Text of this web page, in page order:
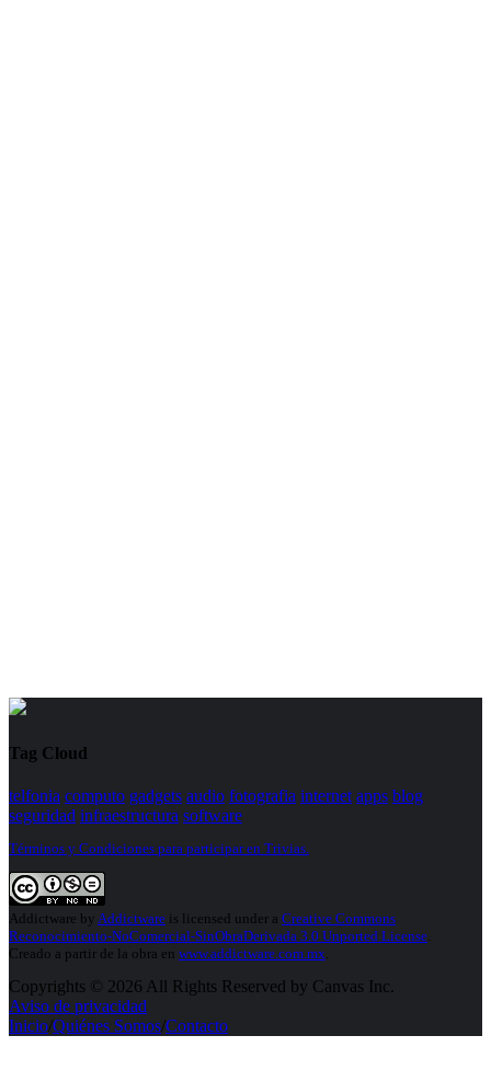
Tag Cloud
telfonia computo gadgets audio fotografia internet apps blog
seguridad infraestructura software
Términos y Condiciones para participar en Trivias.
Addictware by Addictware is licensed under a Creative Commons
Reconocimiento-NoComercial-SinObraDerivada 3.0 Unported License
Creado a partir de la obra en www.addictware.com.mx
Copyrights © 2026 All Rights Reserved by Canvas Inc.
Aviso de privacidad
Inicio/Quiénes Somos/Contacto